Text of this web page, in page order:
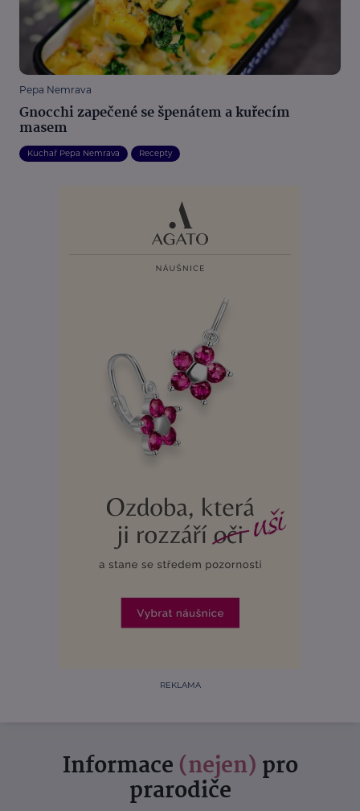
Pepa Nemrava
Gnocchi zapečené se špenátem a kuřecím
masem
Kuchař Pepa Nemrava Recepty
REKLAMA
Informace (nejen) pro
prarodiče